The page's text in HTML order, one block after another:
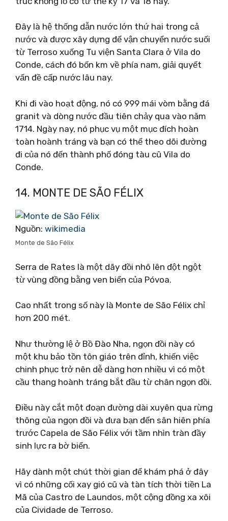
Đây là hệ thống dẫn nước lớn thứ hai trong cả
nước và được xây dựng để vận chuyển nước suối
từ Terroso xuống Tu viện Santa Clara ở Vila do
Conde, cách đó bốn km về phía nam, giải quyết
vấn đề cấp nước lâu nay.
Khi đi vào hoạt động, nó có 999 mái vòm bằng đá
granit và dòng nước đầu tiên chảy qua vào năm
1714. Ngày nay, nó phục vụ một mục đích hoàn
toàn hoành tráng và bạn có thể theo dõi đường
đi của nó đến thành phố đóng tàu cũ Vila do
Conde.
14. MONTE DE SÃO FÉLIX
Nguồn: wikimedia
Monte de São Félix
Serra de Rates là một dãy đồi nhô lên đột ngột
từ vùng đồng bằng ven biển của Póvoa.
Cao nhất trong số này là Monte de São Félix chỉ
hơn 200 mét.
Như thường lệ ở Bồ Đào Nha, ngọn đồi này có
một khu bảo tồn tôn giáo trên đỉnh, khiến việc
chinh phục trở nên dễ dàng hơn nhiều vì có một
cầu thang hoành tráng bắt đầu từ chân ngọn đồi.
Điều này cắt một đoạn đường dài xuyên qua rừng
thông của ngọn đồi và đưa bạn đến sân hiên phía
trước Capela de São Félix với tầm nhìn tràn đầy
sinh lực ra bờ biển.
Hãy dành một chút thời gian để khám phá ở đây
vì có những cối xay gió cũ và tàn tích thời tiền La
Mã của Castro de Laundos, một cộng đồng xa xôi
của Cividade de Terroso.